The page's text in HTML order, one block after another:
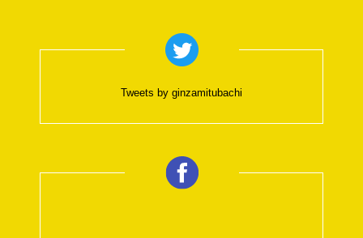
Tweets by ginzamitubachi